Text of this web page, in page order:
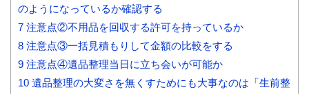
のようになっているか確認する
7 注意点②不用品を回収する許可を持っているか
8 注意点③一括見積もりして金額の比較をする
9 注意点④遺品整理当日に立ち会いが可能か
10 遺品整理の大変さを無くすためにも大事なのは「生前整